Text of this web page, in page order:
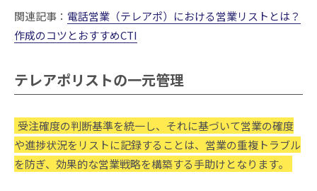
関連記事： 電話営業（テレアポ）における営業リストとは？
作成のコツとおすすめCTI
テレアポリストの一元管理
受注確度の判断基準を統一し、それに基づいて営業の確度
や進捗状況をリストに記録することは、営業の重複トラブル
を防ぎ、効果的な営業戦略を構築する手助けとなります。